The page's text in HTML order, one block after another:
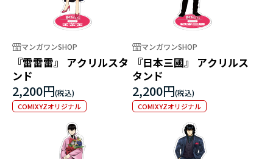
マンガワンSHOP
『雷雷雷』 アクリルスタ
ンド
2,200円
COMIXYZオリジナル
マンガワンSHOP
『日本三國』 アクリルス
タンド
2,200円
COMIXYZオリジナル